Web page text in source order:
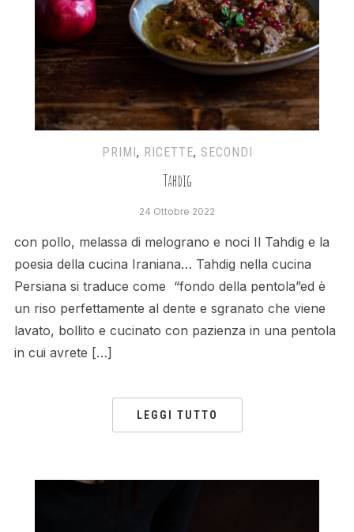
PRIMI, RICETTE, SECONDI
Tahdig
24 Ottobre 2022
con pollo, melassa di melograno e noci Il Tahdig e la
poesia della cucina Iraniana… Tahdig nella cucina
Persiana si traduce come “fondo della pentola”ed è
un riso perfettamente al dente e sgranato che viene
lavato, bollito e cucinato con pazienza in una pentola
in cui avrete […]
LEGGI TUTTO